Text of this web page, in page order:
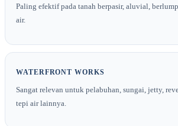
Paling efektif pada tanah berpasir, aluvial,
air.
WATERFRONT WORKS
Sangat relevan untuk pelabuhan, sungai, jetty,
tepi air lainnya.